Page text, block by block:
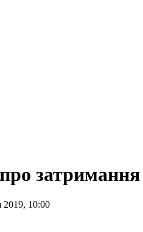
затримання
2019, 10:00